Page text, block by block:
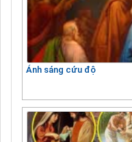
Ánh sáng cứu độ